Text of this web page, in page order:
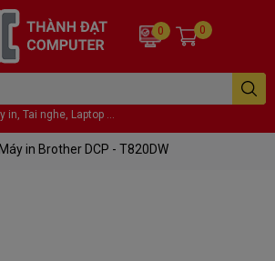
in, Tai nghe, Laptop ...
0 0
Máy in Brother DCP - T820DW